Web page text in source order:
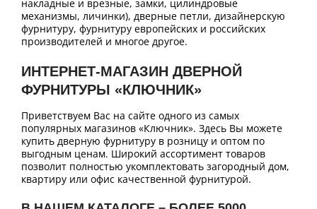
накладные и врезные, замки, цилиндровые
механизмы, личинки), дверные петли, дизайнерскую
фурнитуру, фурнитуру европейских и российских
производителей и многое другое.
ИНТЕРНЕТ-МАГАЗИН ДВЕРНОЙ
ФУРНИТУРЫ «КЛЮЧНИК»
Приветствуем Вас на сайте одного из самых
популярных магазинов «Ключник». Здесь Вы можете
купить дверную фурнитуру в розницу и оптом по
выгодным ценам. Широкий ассортимент товаров
позволит полностью укомплектовать загородный дом,
квартиру или офис качественной фурнитурой.